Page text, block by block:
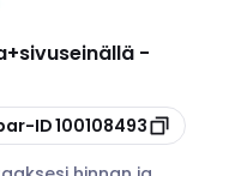
-
ID100108493